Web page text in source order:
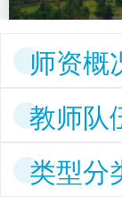
师资概
教师队
类型分